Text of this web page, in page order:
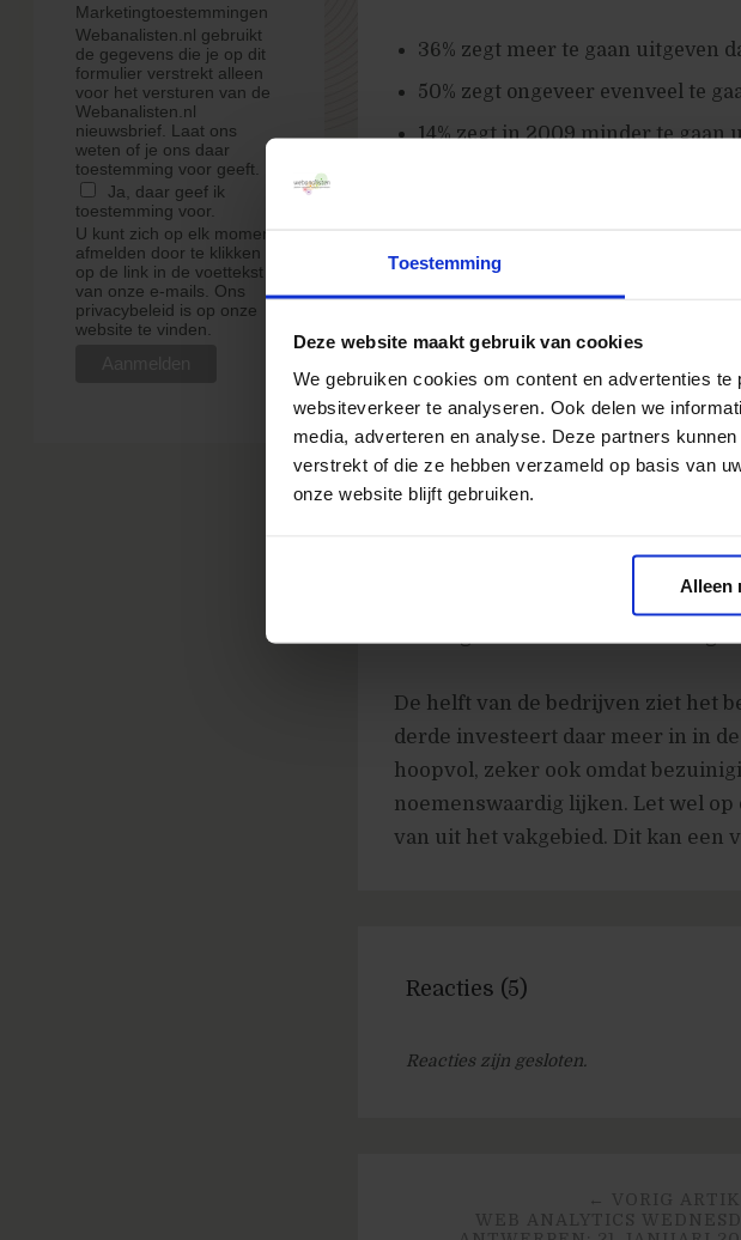
Toestemming
Deze website maakt gebruik van cookies
We gebruiken cookies om content en advertenties
websiteverkeer te analyseren. Ook delen we
media, adverteren en analyse. Deze partners
verstrekt of die ze hebben verzameld op basis van
onze website blijft gebruiken.
Alleen
Marketingtoestemmingen
Webanalisten.nl gebruikt
de gegevens die je op dit
formulier verstrekt alleen
voor het versturen van de
Webanalisten.nl
nieuwsbrief. Laat ons
weten of je ons daar
toestemming voor geeft.
Ja, daar geef ik
toestemming voor.
U kunt zich op elk moment
afmelden door te klikken
op de link in de voettekst
van onze e-mails. Ons
privacybeleid is op onze
website te vinden.
36% zegt meer te gaan uitgeven
50% zegt ongeveer evenveel te
14% zegt in 2009 minder te gaan
26% zegt meer te gaan uitgeven
4% zegt in 2009 minder te gaan
Betreffende webanalytics in het
47% zegt dat senior management
29% zegt dat senior
De helft van de bedrijven ziet het
derde investeert daar meer in in
hoopvol, zeker ook omdat
noemenswaardig lijken. Let wel
van uit het vakgebied. Dit kan een
Reacties (5)
Reacties zijn gesloten.
← VORIG
WEB ANALYTICS